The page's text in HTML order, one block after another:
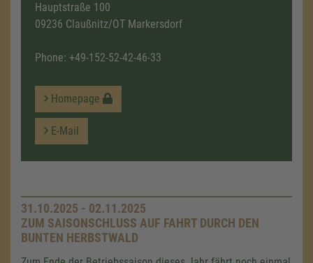
Hauptstraße 100
09236 Claußnitz/OT Markersdorf
Phone: +49-152-52-42-46-33
Homepage
E-Mail
31.10.2025 - 02.11.2025
ZUM SAISONSCHLUSS AUF FAHRT DURCH DEN
BUNTEN HERBSTWALD